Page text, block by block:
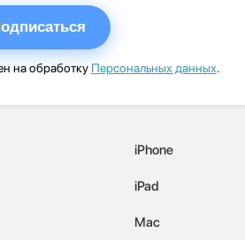
на обработку Персональных данных.
iPhone
iPad
Mac